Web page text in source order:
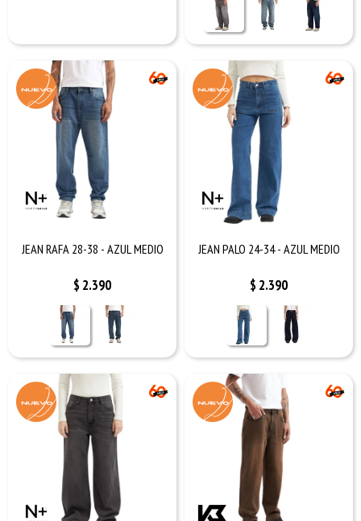
JEAN RAFA 28-38 - AZUL MEDIO
$ 2.390
JEAN PALO 24-34 - AZUL MEDIO
$ 2.390